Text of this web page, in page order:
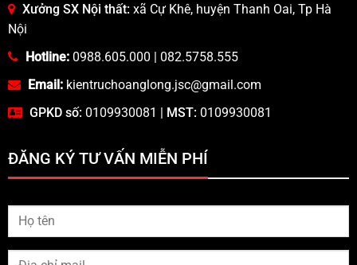
Xưởng SX Nội thất: xã Cự Khê, huyện Thanh Oai, Tp Hà
Nội
Hotline: 0988.605.000 | 082.5758.555
Email: kientruchoanglong.jsc@gmail.com
GPKD số: 0109930081 | MST: 0109930081
ĐĂNG KÝ TƯ VẤN MIỄN PHÍ